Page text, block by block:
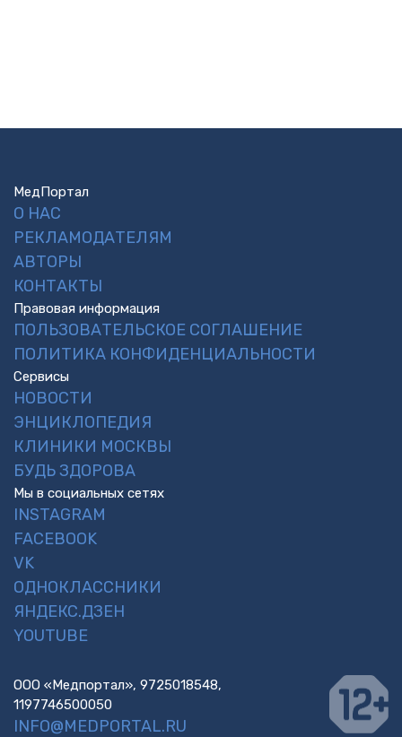
МедПортал
О НАС
РЕКЛАМОДАТЕЛЯМ
АВТОРЫ
КОНТАКТЫ
Правовая информация
ПОЛЬЗОВАТЕЛЬСКОЕ СОГЛАШЕНИЕ
ПОЛИТИКА КОНФИДЕНЦИАЛЬНОСТИ
Сервисы
НОВОСТИ
ЭНЦИКЛОПЕДИЯ
КЛИНИКИ МОСКВЫ
БУДЬ ЗДОРОВА
Мы в социальных сетях
INSTAGRAM
FACEBOOK
VK
ОДНОКЛАССНИКИ
ЯНДЕКС.ДЗЕН
YOUTUBE
ООО «Медпортал», 9725018548,
1197746500050
INFO@MEDPORTAL.RU